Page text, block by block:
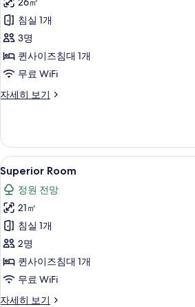
기
세
히
보
기
엄
룸
사
진
모
두
기
침실 1개
3명
퀸사이즈침대 1개
무료 WiFi
자세히 보기
프
룸
자
세
보
기
Superior
Room
사
진
모
두
보
기
미니바,
5
Superior Room
정원 전망
21㎡
침실 1개
2명
퀸사이즈침대 1개
무료 WiFi
자세히 보기
Superior